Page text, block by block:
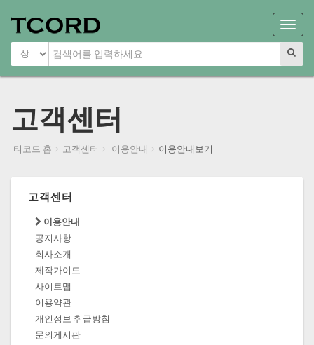
Main
Menu
고객센터
티코드 홈 고객센터 이용안내 이용안내보기
고객센터
이용안내
공지사항
회사소개
제작가이드
사이트맵
이용약관
개인정보 취급방침
문의게시판